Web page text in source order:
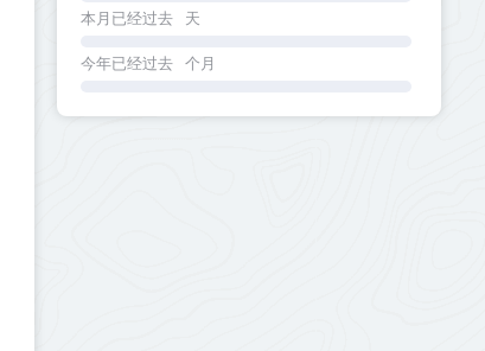
本月已经过去 天
今年已经过去 个月